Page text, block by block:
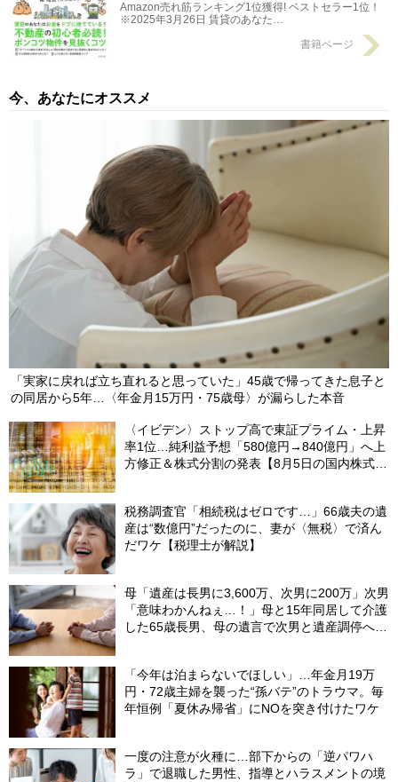
Amazon売れ筋ランキング1位獲得! ベストセラー1位！
※2025年3月26日 賃貸のあなた…
書籍ページ
今、あなたにオススメ
「実家に戻れば立ち直れると思っていた」45歳で帰ってきた息子と
の同居から5年…〈年金月15万円・75歳母〉が漏らした本音
〈イビデン〉ストップ高で東証プライム・上昇
率1位…純利益予想「580億円→840億円」へ上
方修正＆株式分割の発表【8月5日の国内株式市
税務調査官「相続税はゼロです…」66歳夫の遺
産は“数億円”だったのに、妻が〈無税〉で済ん
だワケ【税理士が解説】
母「遺産は長男に3,600万、次男に200万」次男
「意味わかんねぇ…！」母と15年同居して介護
した65歳長男、母の遺言で次男と遺産調停へ＜
「今年は泊まらないでほしい」…年金月19万
円・72歳主婦を襲った“孫バテ”のトラウマ。毎
年恒例「夏休み帰省」にNOを突き付けたワケ
一度の注意が火種に…部下からの「逆パワハ
ラ」で退職した男性、指導とハラスメントの境